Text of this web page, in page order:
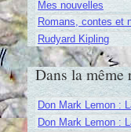
Mes nouvelles
Romans, contes et
Rudyard Kipling
Dans la même
Don Mark Lemon :
Don Mark Lemon :